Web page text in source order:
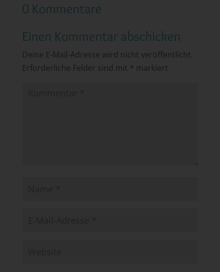
0 Kommentare
Einen Kommentar abschicken
Deine E-Mail-Adresse wird nicht veröffentlicht.
Erforderliche Felder sind mit * markiert